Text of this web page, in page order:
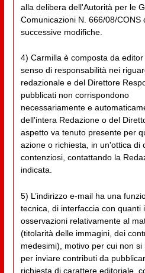
alla delibera dell'Autorità per le
Comunicazioni N. 666/08/
successive modifiche.
4) Carmilla è composta da
senso di responsabilità nei
redazionale e del Direttore
pubblicati non corrispondono
necessariamente e
dell'intera Redazione o del
aspetto va tenuto presente per
azione o richiesta, in un'ottica di
contenziosi, contattando la
indicata.
5) L’indirizzo e-mail ha una
tecnica, di interfaccia con quanti
osservazioni relativamente al
(titolarità delle immagini, dei
medesimi), motivo per cui non
per inviare contributi da
richiesta di carattere editoriale,